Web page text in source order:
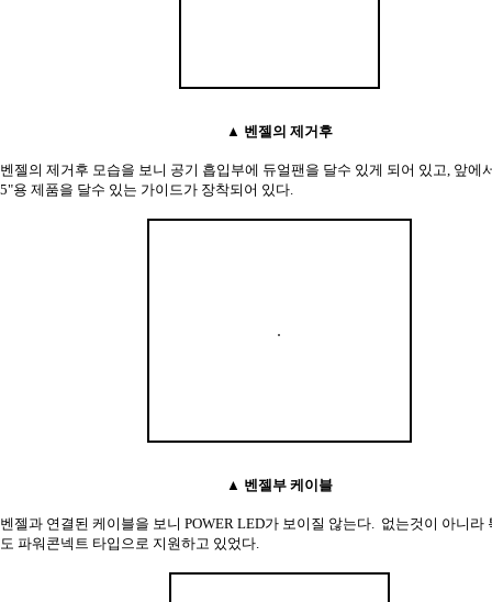
▲ 벤젤의 제거후
벤젤의 제거후 모습을 보니 공기 흡입부에 듀얼팬을 달수 있게 되어 있고, 앞에
5"용 제품을 달수 있는 가이드가 장착되어 있다.
▲ 벤젤부 케이블
벤젤과 연결된 케이블을 보니 POWER LED가 보이질 않는다. 없는것이 아니라
도 파워콘넥트 타입으로 지원하고 있었다.